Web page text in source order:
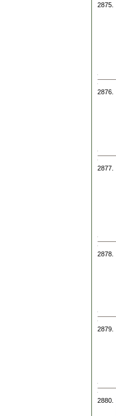
2875.
2876.
2877.
2878.
2879.
2880.